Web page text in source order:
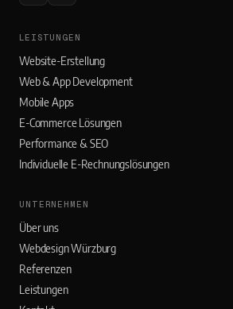
LEISTUNGEN
Website-Erstellung
Web & App Development
Mobile Apps
E-Commerce Lösungen
Performance & SEO
Individuelle E-Rechnungslösungen
UNTERNEHMEN
Über uns
Webdesign Würzburg
Referenzen
Leistungen